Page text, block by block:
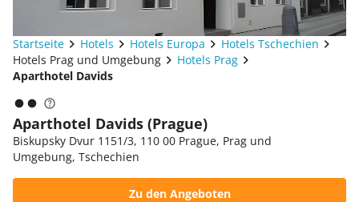
Startseite Hotels Hotels Europa
Hotels Tschechien
Hotels Prag und Umgebung
Hotels Prag
Aparthotel Davids
Aparthotel Davids (Prague)
Biskupsky Dvur 1151/3, 110 00 Prague, Prag und
Umgebung, Tschechien
Zu den Angeboten